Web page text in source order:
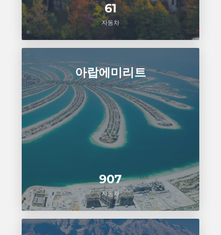
61
자동차
907
자동차
아랍에미리트